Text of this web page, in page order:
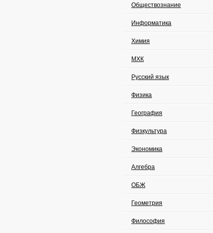
Обществознание
Информатика
Химия
МХК
Русский язык
Физика
География
Физкультура
Экономика
Алгебра
ОБЖ
Геометрия
Философия